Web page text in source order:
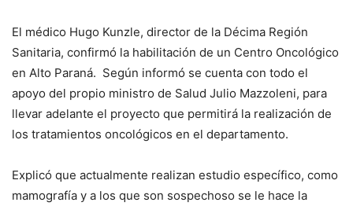
El médico Hugo Kunzle, director de la Décima Región
Sanitaria, confirmó la habilitación de un Centro Oncológico
en Alto Paraná. Según informó se cuenta con todo el
apoyo del propio ministro de Salud Julio Mazzoleni, para
llevar adelante el proyecto que permitirá la realización de
los tratamientos oncológicos en el departamento.
Explicó que actualmente realizan estudio específico, como
mamografía y a los que son sospechoso se le hace la